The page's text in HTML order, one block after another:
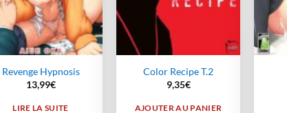
Revenge Hypnosis
13,99€
LIRE LA SUITE
Color Recipe T.2
9,35€
AJOUTER AU PANIER